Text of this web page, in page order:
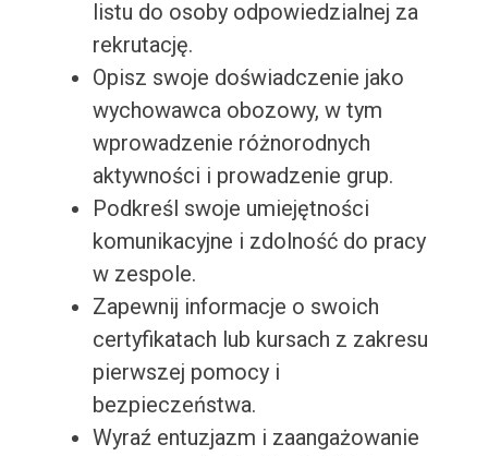
listu do osoby odpowiedzialnej za
rekrutację.
Opisz swoje doświadczenie jako
wychowawca obozowy, w tym
wprowadzenie różnorodnych
aktywności i prowadzenie grup.
Podkreśl swoje umiejętności
komunikacyjne i zdolność do pracy
w zespole.
Zapewnij informacje o swoich
certyfikatach lub kursach z zakresu
pierwszej pomocy i
bezpieczeństwa.
Wyraź entuzjazm i zaangażowanie